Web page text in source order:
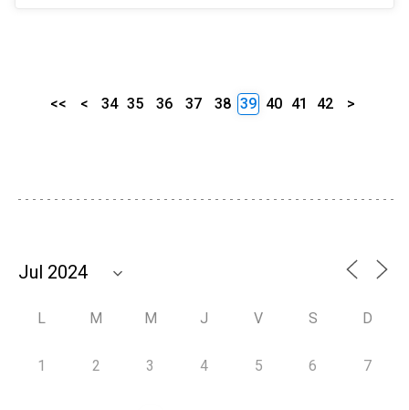
<< < 34 35 36 37 38 39 40 41 42 >
L M M J V S D
1 2 3 4 5 6 7